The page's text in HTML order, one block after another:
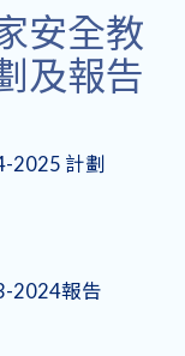
安全教
及報告
2025 計劃
2024報告